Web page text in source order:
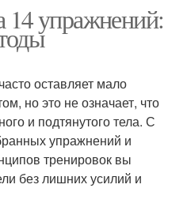
14 упражнений:
оставляет мало
но это не означает, что
и подтянутого тела. С
упражнений и
тренировок вы
без лишних усилий и